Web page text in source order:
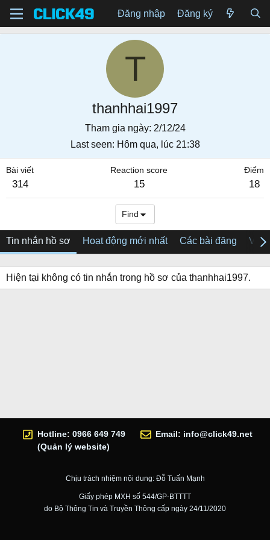
Đăng nhập Đăng ký
T
thanhhai1997
Tham gia ngày 2/12/24
Last seen
Hôm qua, lúc 21:38
Bài viết
314
Reaction score
15
Điểm
18
Find
Tin nhắn hồ sơ Hoạt động mới nhất Các bài đăng Về
Hiện tại không có tin nhắn trong hồ sơ của thanhhai1997.
Hotline: 0966 649 749
(Quản lý website)
Email: info@click49.net
Chịu trách nhiệm nội dung: Đỗ Tuấn Mạnh
Giấy phép MXH số 544/GP-BTTTT
do Bộ Thông Tin và Truyền Thông cấp ngày 24/11/2020